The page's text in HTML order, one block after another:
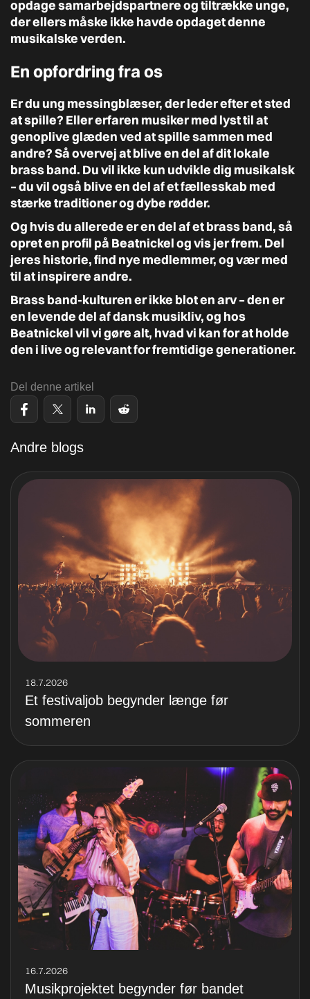
opdage samarbejdspartnere og tiltrække unge,
der ellers måske ikke havde opdaget denne
musikalske verden.
En opfordring fra os
Er du ung messingblæser, der leder efter et sted
at spille? Eller erfaren musiker med lyst til at
genoplive glæden ved at spille sammen med
andre? Så overvej at blive en del af dit lokale
brass band. Du vil ikke kun udvikle dig musikalsk
– du vil også blive en del af et fællesskab med
stærke traditioner og dybe rødder.
Og hvis du allerede er en del af et brass band, så
opret en profil på Beatnickel og vis jer frem. Del
jeres historie, find nye medlemmer, og vær med
til at inspirere andre.
Brass band-kulturen er ikke blot en arv – den er
en levende del af dansk musikliv, og hos
Beatnickel vil vi gøre alt, hvad vi kan for at holde
den i live og relevant for fremtidige generationer.
Del denne artikel
Andre blogs
18.7.2026
Et festivaljob begynder længe før
sommeren
16.7.2026
Musikprojektet begynder før bandet